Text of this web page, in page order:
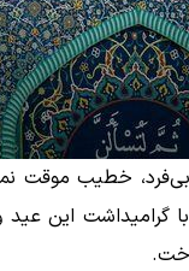
گرامیداشت این